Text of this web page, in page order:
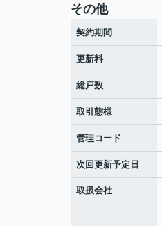
その他
契約期間
更新料
総戸数
取引態様
管理コード
次回更新予定日
取扱会社